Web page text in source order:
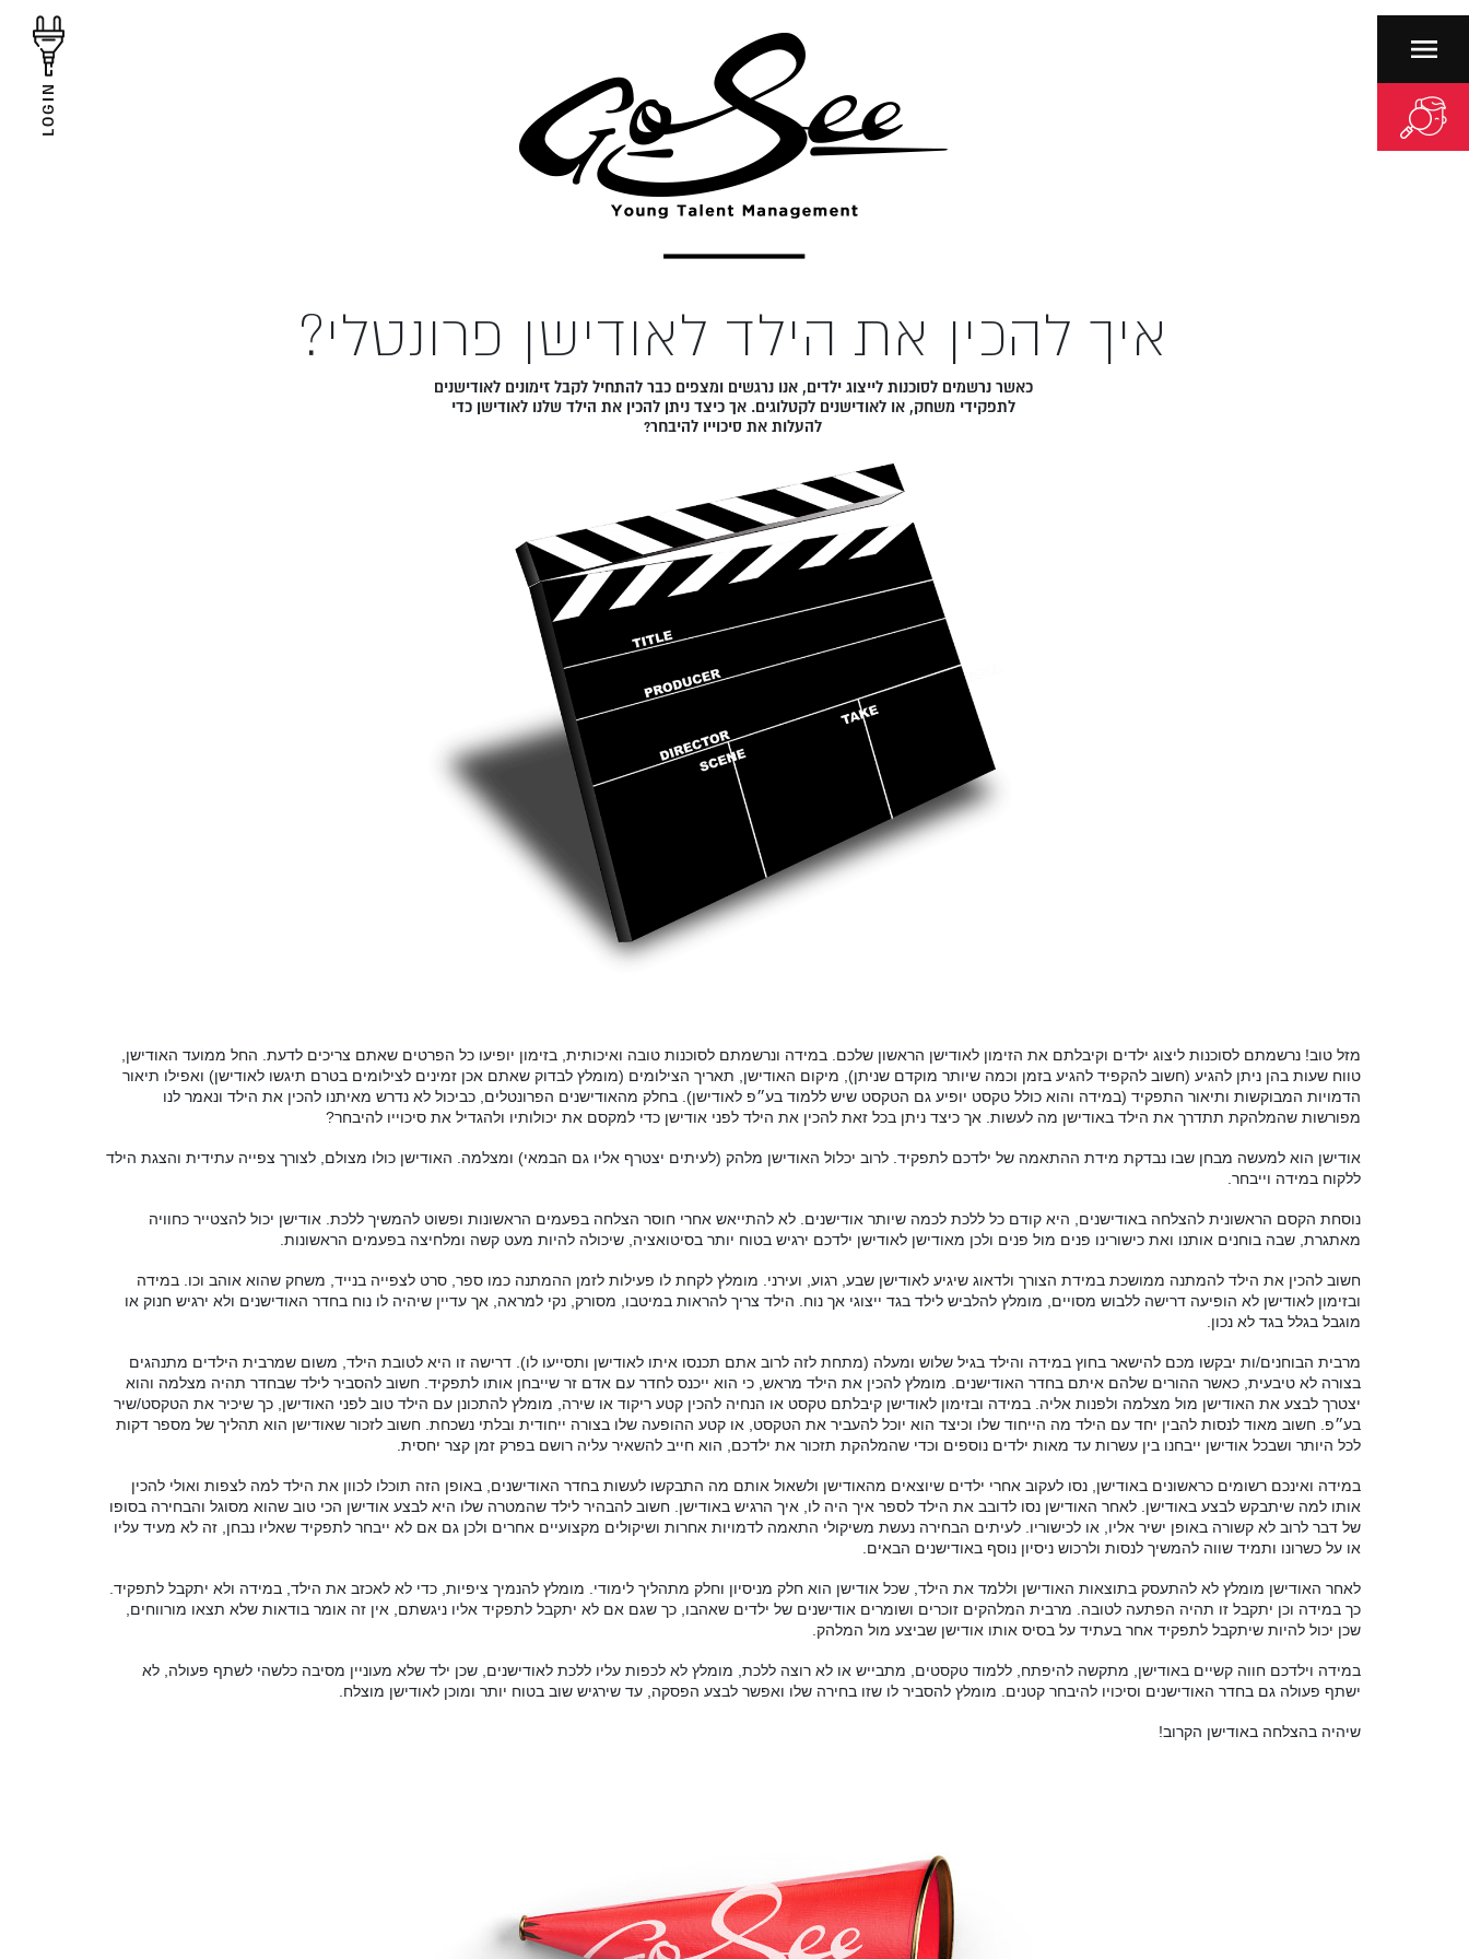
LOGIN
איך להכין את הילד לאודישן פרונטלי?
כאשר נרשמים לסוכנות לייצוג ילדים, אנו נרגשים ומצפים כבר להתחיל לקבל זימונים לאודישנים
לתפקידי משחק, או לאודישנים לקטלוגים. אך כיצד ניתן להכין את הילד שלנו לאודישן כדי
להעלות את סיכוייו להיבחר?
מזל טוב! נרשמתם לסוכנות ליצוג ילדים וקיבלתם את הזימון לאודישן הראשון שלכם. במידה ונרשמתם לסוכנות טובה ואיכותית, בזימון יופיעו כל הפרטים שאתם צריכים לדעת. החל ממועד האודישן,
טווח שעות בהן ניתן להגיע (חשוב להקפיד להגיע בזמן וכמה שיותר מוקדם שניתן), מיקום האודישן, תאריך הצילומים (מומלץ לבדוק שאתם אכן זמינים לצילומים בטרם תיגשו לאודישן) ואפילו תיאור
הדמויות המבוקשות ותיאור התפקיד (במידה והוא כולל טקסט יופיע גם הטקסט שיש ללמוד בע״פ לאודישן). בחלק מהאודישנים הפרונטלים, כביכול לא נדרש מאיתנו להכין את הילד ונאמר לנו
מפורשות שהמלהקת תתדרך את הילד באודישן מה לעשות. אך כיצד ניתן בכל זאת להכין את הילד לפני אודישן כדי למקסם את יכולותיו ולהגדיל את סיכוייו להיבחר?
אודישן הוא למעשה מבחן שבו נבדקת מידת ההתאמה של ילדכם לתפקיד. לרוב יכלול האודישן מלהק (לעיתים יצטרף אליו גם הבמאי) ומצלמה. האודישן כולו מצולם, לצורך צפייה עתידית והצגת הילד
ללקוח במידה וייבחר.
נוסחת הקסם הראשונית להצלחה באודישנים, היא קודם כל ללכת לכמה שיותר אודישנים. לא להתייאש אחרי חוסר הצלחה בפעמים הראשונות ופשוט להמשיך ללכת. אודישן יכול להצטייר כחוויה
מאתגרת, שבה בוחנים אותנו ואת כישורינו פנים מול פנים ולכן מאודישן לאודישן ילדכם ירגיש בטוח יותר בסיטואציה, שיכולה להיות מעט קשה ומלחיצה בפעמים הראשונות.
חשוב להכין את הילד להמתנה ממושכת במידת הצורך ולדאוג שיגיע לאודישן שבע, רגוע, ועירני. מומלץ לקחת לו פעילות לזמן ההמתנה כמו ספר, סרט לצפייה בנייד, משחק שהוא אוהב וכו. במידה
ובזימון לאודישן לא הופיעה דרישה ללבוש מסויים, מומלץ להלביש לילד בגד ייצוגי אך נוח. הילד צריך להראות במיטבו, מסורק, נקי למראה, אך עדיין שיהיה לו נוח בחדר האודישנים ולא ירגיש חנוק או
מוגבל בגלל בגד לא נכון.
מרבית הבוחנים/ות יבקשו מכם להישאר בחוץ במידה והילד בגיל שלוש ומעלה (מתחת לזה לרוב אתם תכנסו איתו לאודישן ותסייעו לו). דרישה זו היא לטובת הילד, משום שמרבית הילדים מתנהגים
בצורה לא טיבעית, כאשר ההורים שלהם איתם בחדר האודישנים. מומלץ להכין את הילד מראש, כי הוא ייכנס לחדר עם אדם זר שייבחן אותו לתפקיד. חשוב להסביר לילד שבחדר תהיה מצלמה והוא
יצטרך לבצע את האודישן מול מצלמה ולפנות אליה. במידה ובזימון לאודישן קיבלתם טקסט או הנחיה להכין קטע ריקוד או שירה, מומלץ להתכונן עם הילד טוב לפני האודישן, כך שיכיר את הטקסט/שיר
בע״פ. חשוב מאוד לנסות להבין יחד עם הילד מה הייחוד שלו וכיצד הוא יוכל להעביר את הטקסט, או קטע ההופעה שלו בצורה ייחודית ובלתי נשכחת. חשוב לזכור שאודישן הוא תהליך של מספר דקות
לכל היותר ושבכל אודישן ייבחנו בין עשרות עד מאות ילדים נוספים וכדי שהמלהקת תזכור את ילדכם, הוא חייב להשאיר עליה רושם בפרק זמן קצר יחסית.
במידה ואינכם רשומים כראשונים באודישן, נסו לעקוב אחרי ילדים שיוצאים מהאודישן ולשאול אותם מה התבקשו לעשות בחדר האודישנים, באופן הזה תוכלו לכוון את הילד למה לצפות ואולי להכין
אותו למה שיתבקש לבצע באודישן. לאחר האודישן נסו לדובב את הילד לספר איך היה לו, איך הרגיש באודישן. חשוב להבהיר לילד שהמטרה שלו היא לבצע אודישן הכי טוב שהוא מסוגל והבחירה בסופו
של דבר לרוב לא קשורה באופן ישיר אליו, או לכישוריו. לעיתים הבחירה נעשת משיקולי התאמה לדמויות אחרות ושיקולים מקצועיים אחרים ולכן גם אם לא ייבחר לתפקיד שאליו נבחן, זה לא מעיד עליו
או על כשרונו ותמיד שווה להמשיך לנסות ולרכוש ניסיון נוסף באודישנים הבאים.
לאחר האודישן מומלץ לא להתעסק בתוצאות האודישן וללמד את הילד, שכל אודישן הוא חלק מניסיון וחלק מתהליך לימודי. מומלץ להנמיך ציפיות, כדי לא לאכזב את הילד, במידה ולא יתקבל לתפקיד.
כך במידה וכן יתקבל זו תהיה הפתעה לטובה. מרבית המלהקים זוכרים ושומרים אודישנים של ילדים שאהבו, כך שגם אם לא יתקבל לתפקיד אליו ניגשתם, אין זה אומר בודאות שלא תצאו מורווחים,
שכן יכול להיות שיתקבל לתפקיד אחר בעתיד על בסיס אותו אודישן שביצע מול המלהק.
במידה וילדכם חווה קשיים באודישן, מתקשה להיפתח, ללמוד טקסטים, מתבייש או לא רוצה ללכת, מומלץ לא לכפות עליו ללכת לאודישנים, שכן ילד שלא מעוניין מסיבה כלשהי לשתף פעולה, לא
ישתף פעולה גם בחדר האודישנים וסיכויו להיבחר קטנים. מומלץ להסביר לו שזו בחירה שלו ואפשר לבצע הפסקה, עד שירגיש שוב בטוח יותר ומוכן לאודישן מוצלח.
שיהיה בהצלחה באודישן הקרוב!